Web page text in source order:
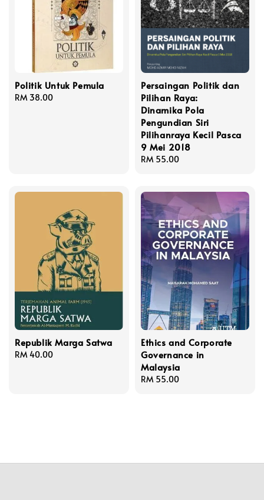
Politik Untuk Pemula
Regular
RM 38.00
Persaingan Politik dan
Pilihan Raya:
Dinamika Pola
Pengundian Siri
Pilihanraya Kecil Pasca
9 Mei 2018
Regular
RM 55.00
Republik Marga Satwa
Regular
RM 40.00
Ethics and Corporate
Governance in
Malaysia
Regular
RM 55.00